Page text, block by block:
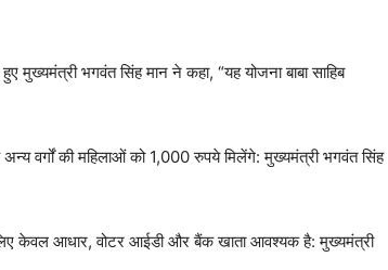
मुख्यमंत्री भगवंत सिंह मान ने कहा, “यह योजना बाबा साहिब
वर्गों की महिलाओं को 1,000 रुपये मिलेंगे: मुख्यमंत्री भगवंत सिंह
केवल आधार, वोटर आईडी और बैंक खाता आवश्यक है: मुख्यमंत्री